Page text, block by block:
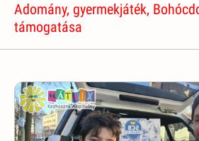
Adomány, gyermekjáték,
támogatása